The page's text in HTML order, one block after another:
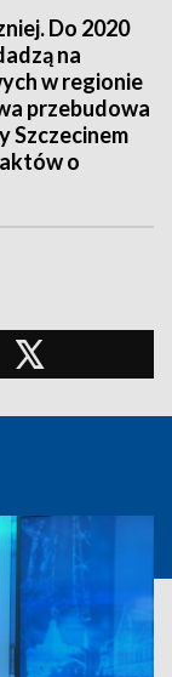
Do 2020
na
w regionie
przebudowa
Szczecinem
o